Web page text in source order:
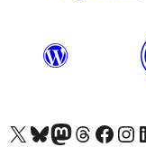
Visit our X (formerly Twitter) account
Visit our Bluesky account
Visit our Mastodon account
Visit our Threads
Манай фэйсбүүк хуудсаар зочилно ууМанай Instagram хаягаар зочилно уу Манай